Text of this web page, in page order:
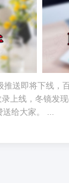
送即将下线，
上线，冬镜发
给大家。 ...